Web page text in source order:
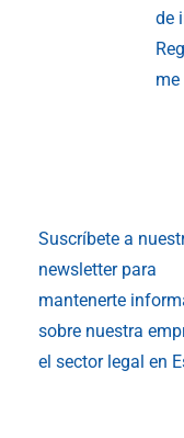
de
me
Suscríbete a
newsletter para
mantenerte
sobre nuestra
el sector legal en